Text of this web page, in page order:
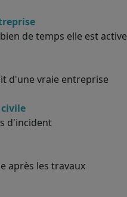
de temps elle est active
d'une vraie entreprise
d'incident
après les travaux